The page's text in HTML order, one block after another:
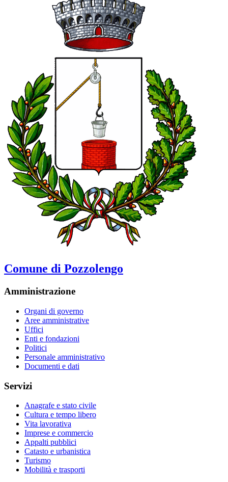
Comune di Pozzolengo
Amministrazione
Organi di governo
Aree amministrative
Uffici
Enti e fondazioni
Politici
Personale amministrativo
Documenti e dati
Servizi
Anagrafe e stato civile
Cultura e tempo libero
Vita lavorativa
Imprese e commercio
Appalti pubblici
Catasto e urbanistica
Turismo
Mobilità e trasporti